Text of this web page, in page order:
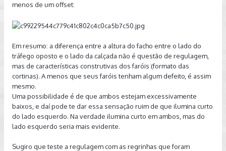
menos de um offset:
Em resumo: a diferença entre a altura do facho entre o lado do
tráfego oposto e o lado da calçada não é questão de regulagem,
mas de características construtivas dos faróis (formato das
cortinas). A menos que seus faróis tenham algum defeito, é assim
mesmo.
Uma possibilidade é de que ambos estejam excessivamente
baixos, e daí pode te dar essa sensação ruim de que ilumina curto
do lado esquerdo. Na verdade ilumina curto em ambos, mas do
lado esquerdo seria mais evidente.
Sugiro que teste a regulagem com as regrinhas que foram